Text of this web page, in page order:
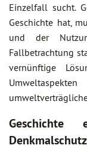
Einzelfall sucht.
Geschichte hat,
und der
Fallbetrachtung
vernünftige
Denkmalschutz